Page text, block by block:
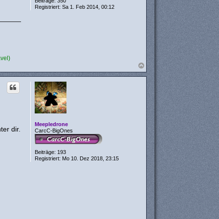
Registriert: Sa 1. Feb 2014, 00:12
N
a
c
h
o
n
Meepledrone
CarcC-BigOnes
Beiträge: 193
Registriert: Mo 10. Dez 2018, 23:15
dir.